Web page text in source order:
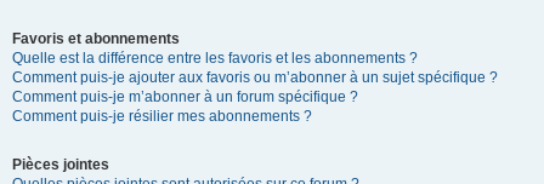
Favoris et abonnements
Quelle est la différence entre les favoris et les abonnements ?
Comment puis-je ajouter aux favoris ou m’abonner à un sujet spécifique ?
Comment puis-je m’abonner à un forum spécifique ?
Comment puis-je résilier mes abonnements ?
Pièces jointes